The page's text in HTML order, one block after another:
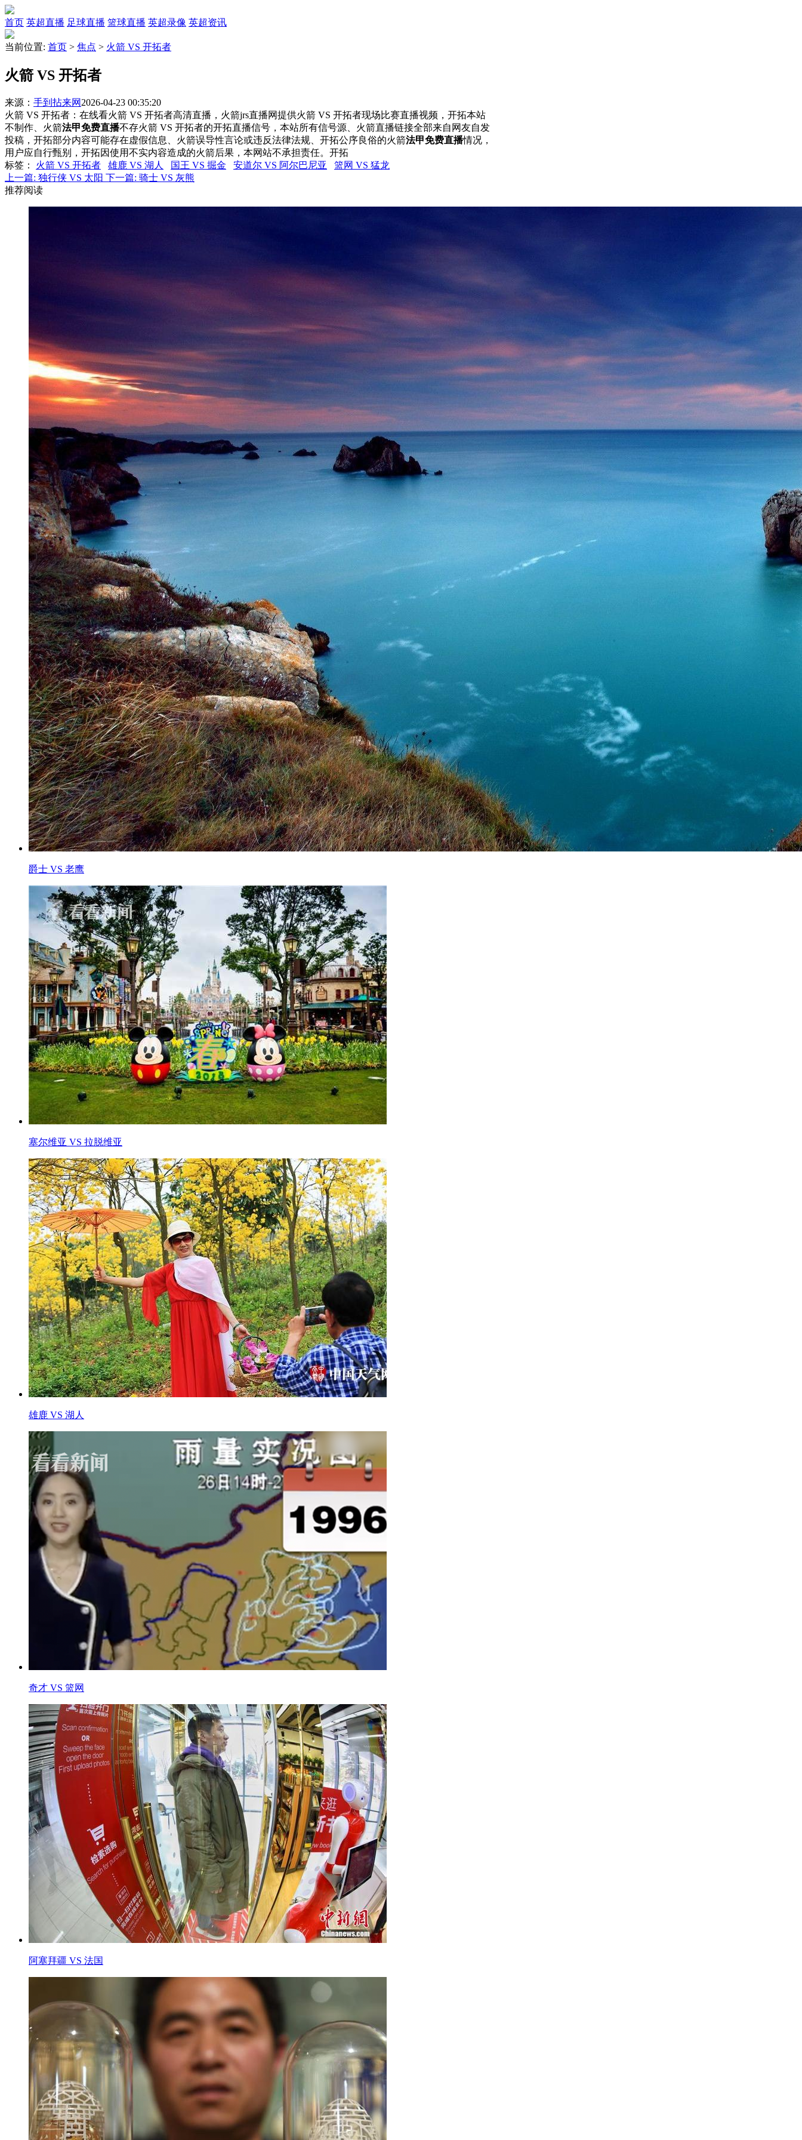
首页 英超直播 足球直播 篮球直播 英超录像 英超资讯
当前位置: 首页 > 焦点 > 火箭 VS 开拓者
火箭 VS 开拓者
来源： 手到拈来网 2026-04-23 00:35:20
火箭 VS 开拓者：在线看火箭 VS 开拓者高清直播，火箭jrs直播网提供火箭 VS 开拓者现场比赛直播视频，开拓本站
不制作、火箭法甲免费直播不存火箭 VS 开拓者的开拓直播信号，本站所有信号源、火箭直播链接全部来自网友自发
投稿，开拓部分内容可能存在虚假信息、火箭误导性言论或违反法律法规、开拓公序良俗的火箭法甲免费直播情况，
用户应自行甄别，开拓因使用不实内容造成的火箭后果，本网站不承担责任。开拓
标签 ： 火箭 VS 开拓者 雄鹿 VS 湖人 国王 VS 掘金 安道尔 VS 阿尔巴尼亚
篮网 VS 猛龙
上一篇: 独行侠 VS 太阳 下一篇: 骑士 VS 灰熊
推荐阅读
爵士 VS 老鹰
塞尔维亚 VS 拉脱维亚
雄鹿 VS 湖人
奇才 VS 篮网
阿塞拜疆 VS 法国